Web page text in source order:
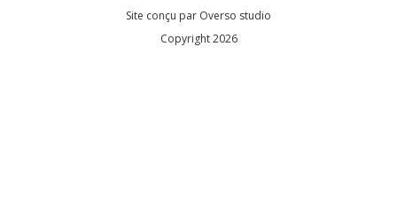
Site conçu par Overso studio
Copyright 2026